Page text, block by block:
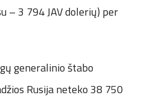
– 3 794 JAV dolerių) per
generalinio štabo
Rusija neteko 38 750